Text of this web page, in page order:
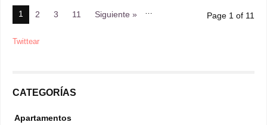
1 2 3 …
11 Siguiente » Page 1 of 11
Twittear
CATEGORÍAS
Apartamentos